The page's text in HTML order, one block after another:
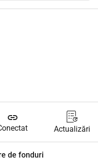
link
Actualizări
de fonduri